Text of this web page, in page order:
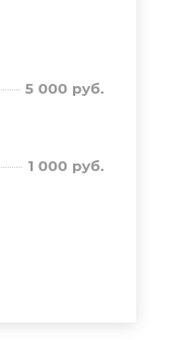
5 000руб.
1 000руб.